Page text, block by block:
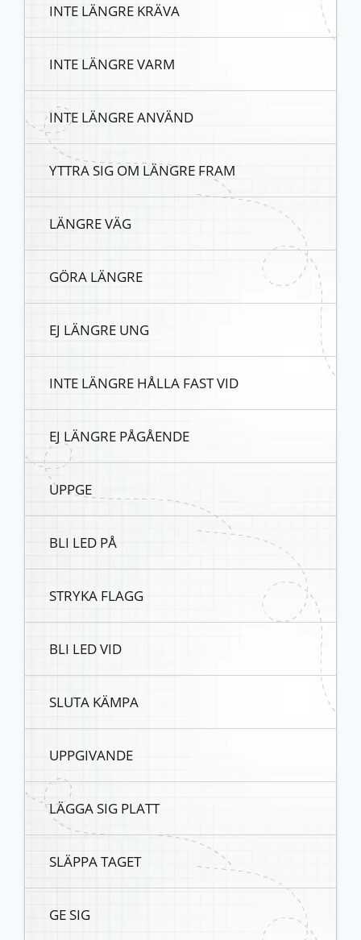
INTE LÄNGRE KRÄVA
INTE LÄNGRE VARM
INTE LÄNGRE ANVÄND
YTTRA SIG OM LÄNGRE FRAM
LÄNGRE VÄG
GÖRA LÄNGRE
EJ LÄNGRE UNG
INTE LÄNGRE HÅLLA FAST VID
EJ LÄNGRE PÅGÅENDE
UPPGE
BLI LED PÅ
STRYKA FLAGG
BLI LED VID
SLUTA KÄMPA
UPPGIVANDE
LÄGGA SIG PLATT
SLÄPPA TAGET
GE SIG